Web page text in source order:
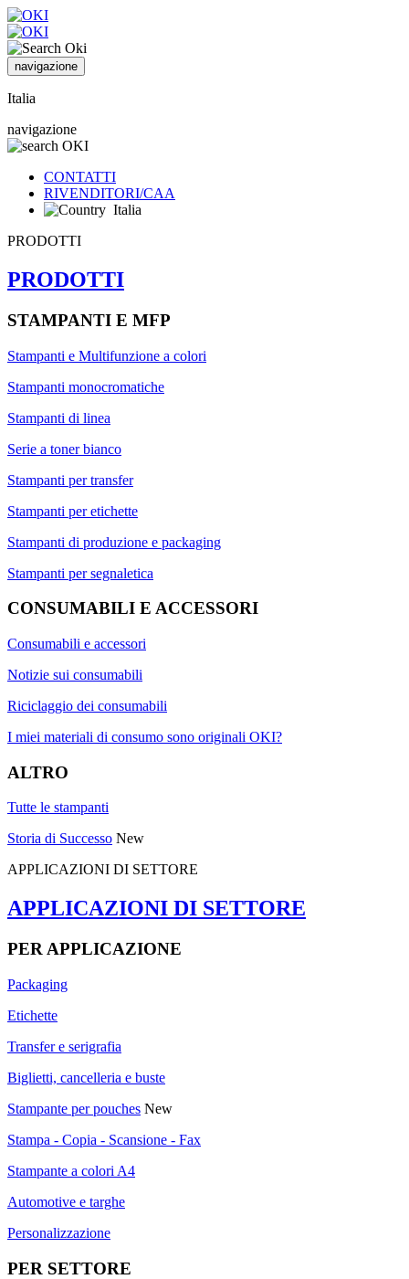
navigazione
Italia
navigazione
CONTATTI
RIVENDITORI/CAA
Italia
PRODOTTI
PRODOTTI
STAMPANTI E MFP
Stampanti e Multifunzione a colori
Stampanti monocromatiche
Stampanti di linea
Serie a toner bianco
Stampanti per transfer
Stampanti per etichette
Stampanti di produzione e packaging
Stampanti per segnaletica
CONSUMABILI E ACCESSORI
Consumabili e accessori
Notizie sui consumabili
Riciclaggio dei consumabili
I miei materiali di consumo sono originali OKI?
ALTRO
Tutte le stampanti
Storia di Successo New
APPLICAZIONI DI SETTORE
APPLICAZIONI DI SETTORE
PER APPLICAZIONE
Packaging
Etichette
Transfer e serigrafia
Biglietti, cancelleria e buste
Stampante per pouches New
Stampa - Copia - Scansione - Fax
Stampante a colori A4
Automotive e targhe
Personalizzazione
PER SETTORE